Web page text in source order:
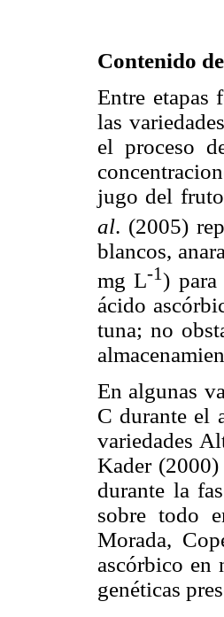
Contenido
Entre etapas
las
el proceso
jugo del
al. (2005)
blancos,
mg L-1)
ácido
tuna; no
En algunas
C durante el
variedades
Kader
durante la
sobre todo
Morada,
ascórbico en
genéticas